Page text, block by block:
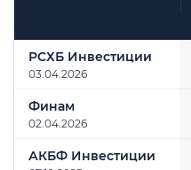
РСХБ Инвестиции
03.04.2026
Финам
02.04.2026
АКБФ Инвестиции